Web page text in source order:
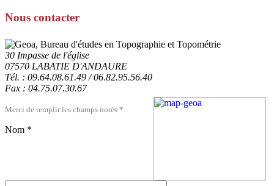
Nous contacter
30 Impasse de l'église
07570 LABATIE D'ANDAURE
Tél. : 09.64.08.61.49 / 06.82.95.56.40
Fax : 04.75.07.30.67
Merci de remplir les champs notés *.
Nom *